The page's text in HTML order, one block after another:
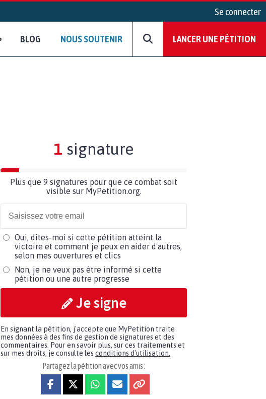
Se connecter
BLOG NOUS SOUTENIR LANCER UNE PÉTITION
1 signature
Plus que 9 signatures pour que ce combat soit
visible sur MyPetition.org.
Oui, dites-moi si cette pétition atteint la
victoire et comment je peux en aider d'autres,
selon mes ouvertures et clics
Non, je ne veux pas être informé si cette
pétition ou une autre progresse
Je signe
En signant la pétition, j'accepte que MyPetition traite
mes données à des fins de gestion de signatures et des
commentaires. Pour en savoir plus, sur ces traitements et
sur mes droits, je consulte les conditions d'utilisation.
Partagez la pétition avec vos amis :